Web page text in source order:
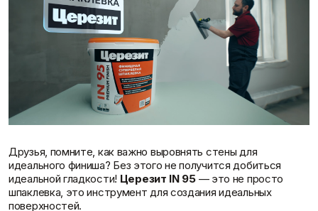
Друзья, помните, как важно выровнять стены для
идеального финиша? Без этого не получится добиться
идеальной гладкости! Церезит IN 95— это не просто
шпаклевка, это инструмент для создания идеальных
поверхностей.